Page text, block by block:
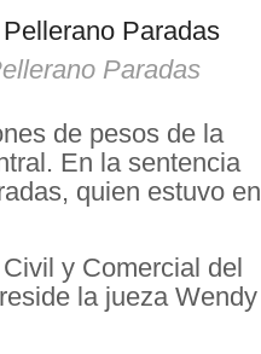
Paradas
de pesos de la
En la sentencia
quien estuvo en
y Comercial del
la jueza Wendy